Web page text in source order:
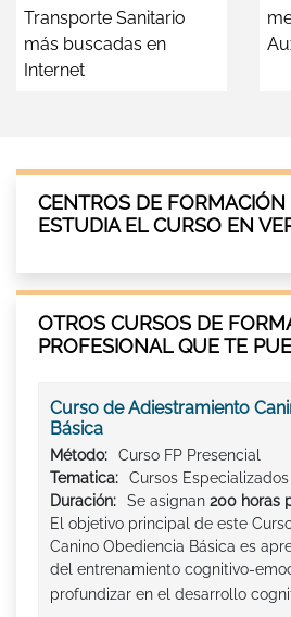
Transporte Sanitario
más buscadas en
Internet
CENTROS DE
ESTUDIA EL CURSO EN
OTROS CURSOS DE
PROFESIONAL QUE TE
Curso de Adiestramiento
Básica
Método:
Curso FP Presencial
Tematica:
Cursos Especializados
Duración:
Se asignan 200 horas
El objetivo principal de este
Canino Obediencia Básica es
del entrenamiento cognitivo-
profundizar en el desarrollo